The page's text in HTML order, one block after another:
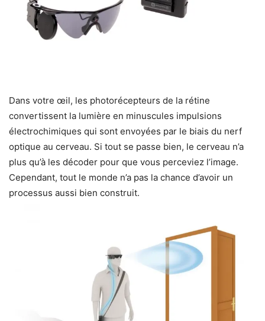
Dans votre œil, les photorécepteurs de la rétine
convertissent la lumière en minuscules impulsions
électrochimiques qui sont envoyées par le biais du nerf
optique au cerveau. Si tout se passe bien, le cerveau n’a
plus qu’à les décoder pour que vous perceviez l’image.
Cependant, tout le monde n’a pas la chance d’avoir un
processus aussi bien construit.